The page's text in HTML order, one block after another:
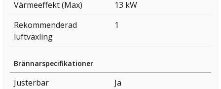
Värmeeffekt (Max)
13 kW
Rekommenderad
luftväxling
1
Brännarspecifikationer
Justerbar
Ja